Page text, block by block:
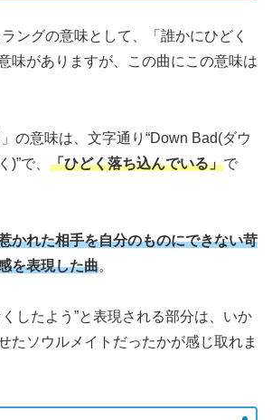
ングの意味として、「誰かにひどく
味がありますが、この曲にこの意味は
の意味は、文字通り“Down Bad(ダウ
)”で、 「ひどく落ち込んでいる」で
かれた相手を自分のものにできない苛
を表現した曲。
したよう”と表現される部分は、いか
たソウルメイトだったかが感じ取れま